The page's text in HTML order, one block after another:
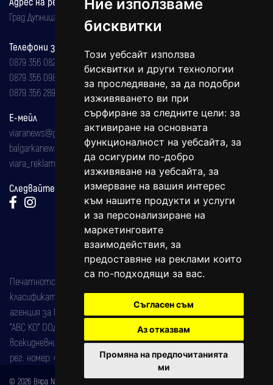
Ние използваме
бисквитки
Този уебсайт използва
бисквитки и други технологии
за проследяване, за да подобри
изживяването ви при
сърфиране за следните цели: за
активиране на основната
функционалност на уебсайта, за
да осигурим по-добро
изживяване на уебсайта, за
измерване на вашия интерес
към нашите продукти и услуги
и за персонализиране на
маркетинговите
взаимодействия, за
предоставяне на реклами които
са по-подходящи за вас.
Съгласен съм
Аз отказвам
Промяна на предпочитанията
ми
Град Дупница, ул.''Христо Ботев" 43
Телефони за реклама и абонаменти
0879 356 082
0879 356 098
0879 356 289
Е-мейл
viaranews@gmail.com
balgarkanews@gmail.com
viara_reklama@mail.bg
Следвайте ни:
Печатното издание на вестника е регистрирано в националния
класификатор на печатните издания (Българска национална
агенция за ISSN) под номер: ISSN 1312-4722.
"АВС КО" ООД е притежател на марката: Вяра информационен
всекидневник на югозападна България, със свидетелство за марка
рег. номер: 47857/11.05.2004 година.
© 2026 Вяра News Всички права запазени!